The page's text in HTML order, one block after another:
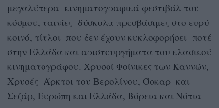
μεγαλύτερα κινηματογραφικά φεστιβάλ του
κόσμου, ταινίες δύσκολα προσβάσιμες στο ευρύ
κοινό, τίτλοι που δεν έχουν κυκλοφορήσει ποτέ
στην Ελλάδα και αριστουργήματα του κλασικού
κινηματογράφου. Χρυσοί Φοίνικες των Καννών,
Χρυσές Άρκτοι του Βερολίνου, Όσκαρ και
Σεζάρ, Ευρώπη και Ελλάδα, Βόρεια και Νότια